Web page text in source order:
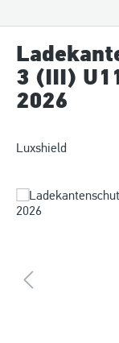
3 (III)
2026
Luxshield